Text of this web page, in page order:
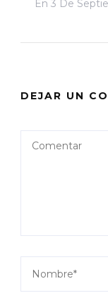
En 3 De
DEJAR UN